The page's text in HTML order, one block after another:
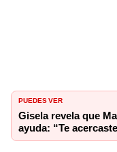
PUEDES VER
Gisela revela que
ayuda: “Te